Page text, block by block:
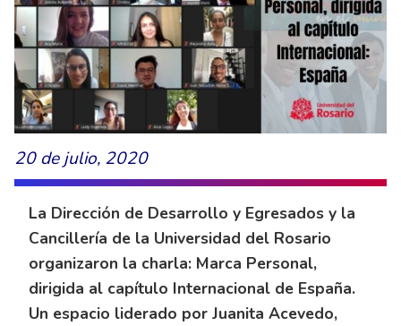
20 de julio, 2020
La Dirección de Desarrollo y Egresados y la
Cancillería de la Universidad del Rosario
organizaron la charla: Marca Personal,
dirigida al capítulo Internacional de España.
Un espacio liderado por Juanita Acevedo,